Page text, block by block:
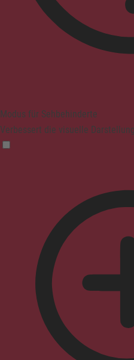
Modus für Sehbehinderte
Verbessert die visuelle